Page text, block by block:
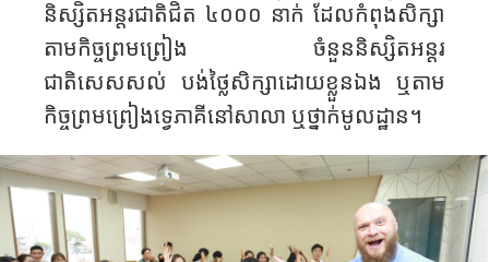
និស្សិតអន្តរជាតិជិត ៤០០០ នាក់ ដែលកំពុងសិក្សា
តាមកិច្ចព្រម​ព្រៀង ចំនួននិស្សិតអន្តរ
ជាតិសេសសល់ បង់ថ្លៃសិក្សា​ដោយ​ខ្លួនឯង ឬតាម​
កិច្ចព្រមព្រៀង​ទ្វេភាគីនៅសាលា ឬថ្នាក់មូលដ្ឋាន​។